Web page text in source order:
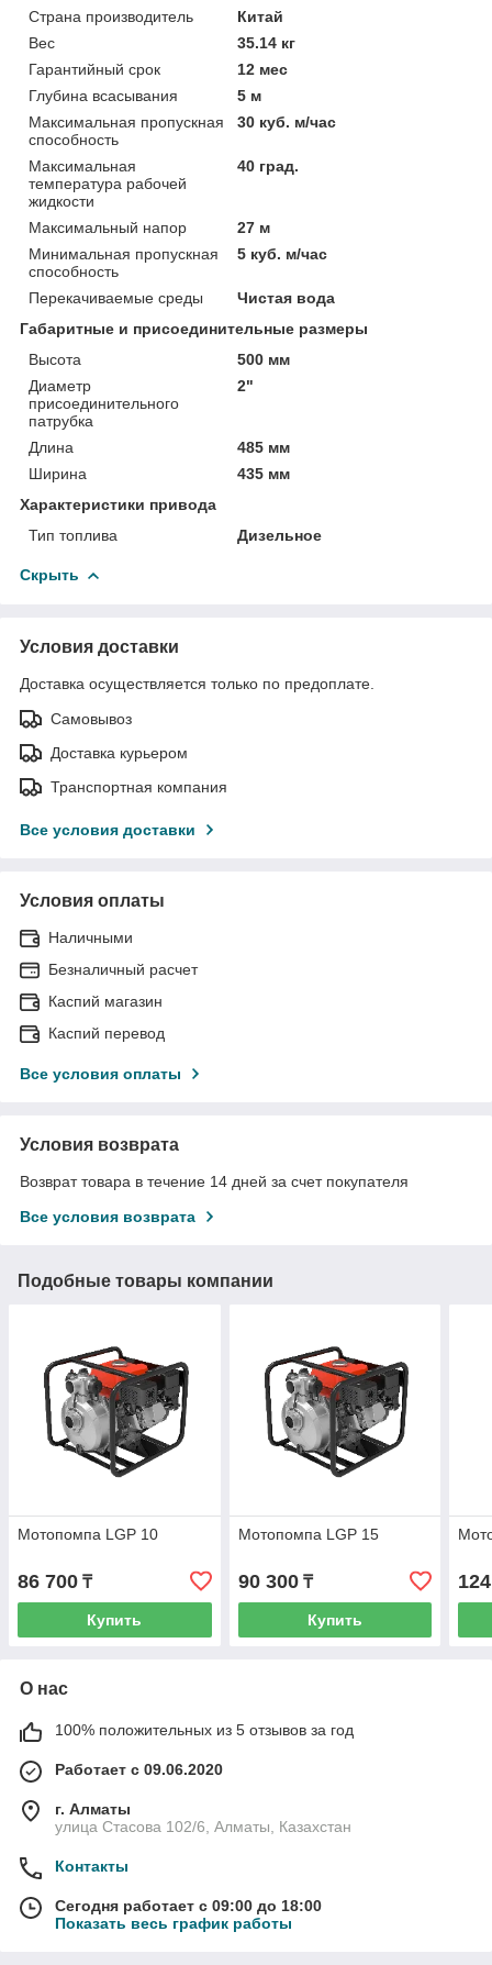
Страна производитель
Китай
Вес
35.14 кг
Гарантийный срок
12 мес
Глубина всасывания
5 м
Максимальная пропускная
способность
30 куб. м/час
Максимальная
температура рабочей
жидкости
40 град.
Максимальный напор
27 м
Минимальная пропускная
способность
5 куб. м/час
Перекачиваемые среды
Чистая вода
Габаритные и присоединительные размеры
Высота
500 мм
Диаметр
присоединительного
патрубка
2"
Длина
485 мм
Ширина
435 мм
Характеристики привода
Тип топлива
Дизельное
Скрыть
Условия доставки
Доставка осуществляется только по предоплате.
Самовывоз
Доставка курьером
Транспортная компания
Все условия доставки
Условия оплаты
Наличными
Безналичный расчет
Каспий магазин
Каспий перевод
Все условия оплаты
Условия возврата
Возврат товара в течение 14 дней за счет покупателя
Все условия возврата
Подобные товары компании
Мотопомпа LGP 10
86 700 ₸
Купить
Мотопомпа LGP 15
90 300₸
Купить
О нас
100% положительных из 5 отзывов за год
Работает с 09.06.2020
г. Алматы
улица Стасова 102/6, Алматы, Казахстан
Контакты
Сегодня работает с 09:00 до 18:00
Показать весь график работы